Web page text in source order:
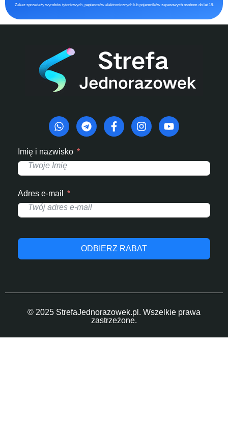
Zakaz sprzedaży wyrobów tytoniowych, papierosów elektronicznych lub pojemników zapasowych osobom do lat 18.
Imię i nazwisko
Adres e-mail
ODBIERZ RABAT
© 2025 StrefaJednorazowek.pl. Wszelkie prawa
zastrzeżone.